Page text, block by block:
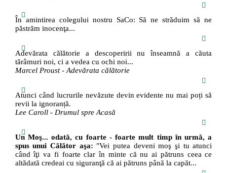
În amintirea colegului nostru SaCo: Să ne străduim să ne
păstrăm inocenţa...
Adevărata călătorie a descoperirii nu înseamnă a căuta
tărâmuri noi, ci a vedea cu ochi noi...
Marcel Proust - Adevărata călătorie
Atunci când lucrurile nevăzute devin evidente nu mai poți să
revii la ignoranță.
Lee Caroll - Drumul spre Acasă
Un Moş... odată, cu foarte - foarte mult timp în urmă, a
spus unui Călător aşa: "Vei putea deveni moş şi tu atunci
când îţi va fi foarte clar în minte că nu ai pătruns ceea ce
altădată credeai cu siguranţă că ai pătruns până la capăt...